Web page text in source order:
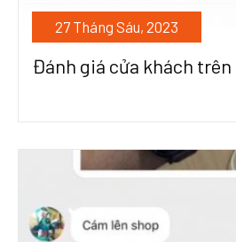
27 Tháng Sáu, 2023
Đánh giá cửa khách trên